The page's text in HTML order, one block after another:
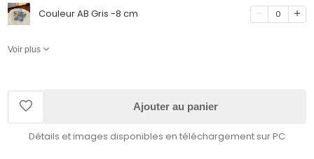
Couleur AB Gris -8 cm 0
Voir plus
Ajouter au panier
Détails et images disponibles en téléchargement sur PC